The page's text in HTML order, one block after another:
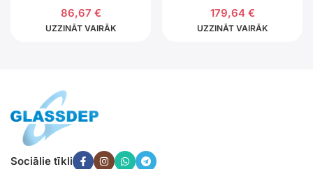
86,67 €
UZZINĀT VAIRĀK
179,64 €
UZZINĀT VAIRĀK
Sociālie tīkli